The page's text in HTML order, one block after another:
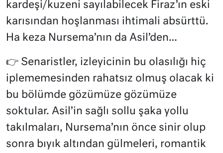
kardeşi/kuzeni sayılabilecek Firaz’ın eski
karısından hoşlanması ihtimali absürttü.
Ha keza Nursema’nın da Asil’den…
👉 Senaristler, izleyicinin bu olasılığı hiç
iplememesinden rahatsız olmuş olacak ki
bu bölümde gözümüze gözümüze
soktular. Asil’in sağlı sollu şaka yollu
takılmaları, Nursema’nın önce sinir olup
sonra bıyık altından gülmeleri, romantik